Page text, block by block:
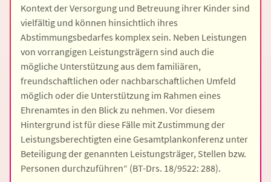
Kontext der Versorgung und Betreuung ihrer Kinder sind
vielfältig und können hinsichtlich ihres
Abstimmungsbedarfes komplex sein. Neben Leistungen
von vorrangigen Leistungsträgern sind auch die
mögliche Unterstützung aus dem familiären,
freundschaftlichen oder nachbarschaftlichen Umfeld
möglich oder die Unterstützung im Rahmen eines
Ehrenamtes in den Blick zu nehmen. Vor diesem
Hintergrund ist für diese Fälle mit Zustimmung der
Leistungsberechtigten eine Gesamtplankonferenz unter
Beteiligung der genannten Leistungsträger, Stellen bzw.
Personen durchzuführen“ (BT-Drs. 18/9522: 288).